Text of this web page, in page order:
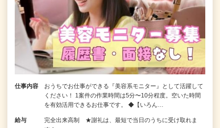
仕事内容
おうちでお仕事ができる『美容系モニター』として活躍して
ください！ 1案件の作業時間は5分〜10分程度。空いた時間
を有効活用できるお仕事です。 ◆【いろん…
給与
完全出来高制 ★謝礼は、最短で当日のうちに受け取れま